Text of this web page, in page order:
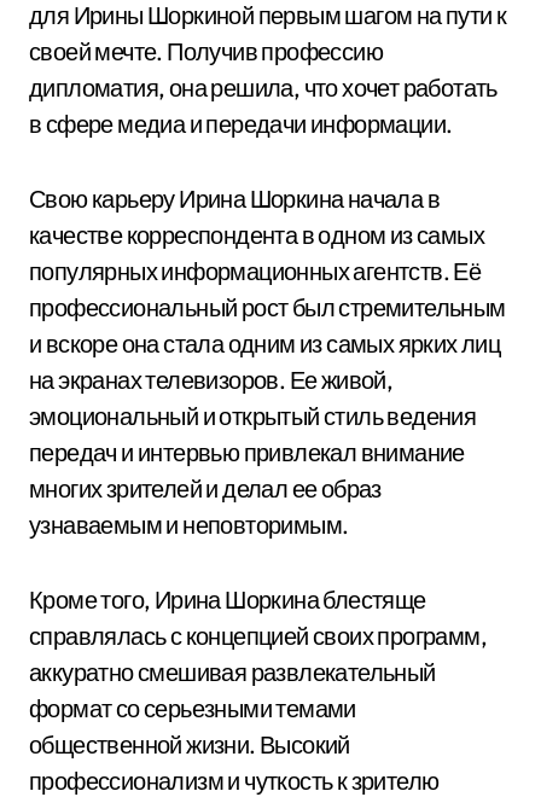
для Ирины Шоркиной первым шагом на пути к
своей мечте. Получив профессию
дипломатия, она решила, что хочет работать
в сфере медиа и передачи информации.
Свою карьеру Ирина Шоркина начала в
качестве корреспондента в одном из самых
популярных информационных агентств. Её
профессиональный рост был стремительным
и вскоре она стала одним из самых ярких лиц
на экранах телевизоров. Ее живой,
эмоциональный и открытый стиль ведения
передач и интервью привлекал внимание
многих зрителей и делал ее образ
узнаваемым и неповторимым.
Кроме того, Ирина Шоркина блестяще
справлялась с концепцией своих программ,
аккуратно смешивая развлекательный
формат со серьезными темами
общественной жизни. Высокий
профессионализм и чуткость к зрителю